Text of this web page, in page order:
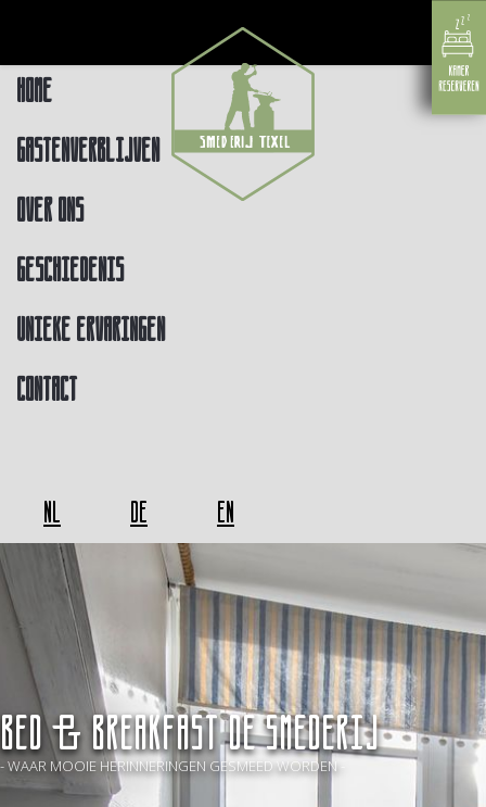
Home
Gastenverblijven
Over ons
Geschiedenis
Unieke ervaringen
Contact
NL DE EN
BED & BREAKFAST De Smederij
- WAAR MOOIE HERINNERINGEN GESMEED WORDEN -